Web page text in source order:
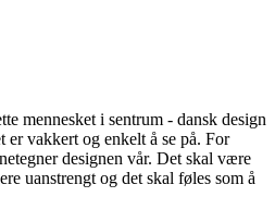
mennesket i sentrum - dansk design
er vakkert og enkelt å se på. For
designen vår. Det skal være
uanstrengt og det skal føles som å